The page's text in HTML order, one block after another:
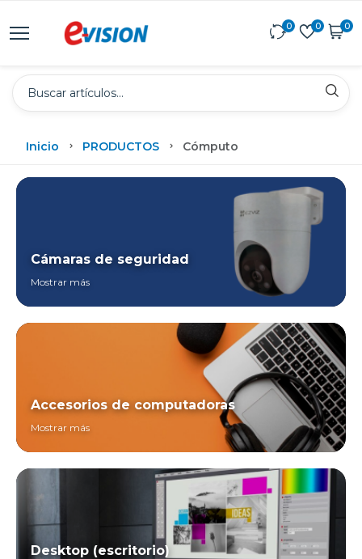
0 0 0
Inicio PRODUCTOS Cómputo
Cámaras de seguridad
Mostrar más
Accesorios de computadoras
Mostrar más
Desktop (escritorio)